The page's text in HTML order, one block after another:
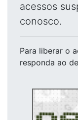
acessos
conosco.
Para liberar o
responda ao